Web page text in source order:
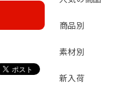
商品別
素材別
新入荷